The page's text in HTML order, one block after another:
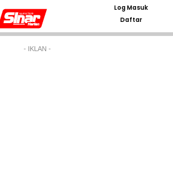
Log Masuk
Daftar
- IKLAN -